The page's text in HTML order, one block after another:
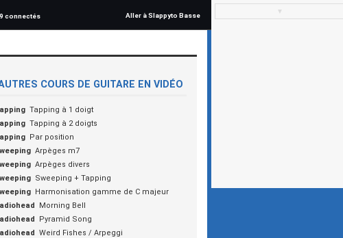
connectés Aller à Slappyto Basse
COURS DE GUITARE EN VIDÉO
Tapping à 1 doigt
Tapping à 2 doigts
Par position
Arpèges m7
Arpèges divers
Sweeping + Tapping
Harmonisation gamme de C majeur
Morning Bell
Pyramid Song
Weird Fishes / Arpeggi
▼